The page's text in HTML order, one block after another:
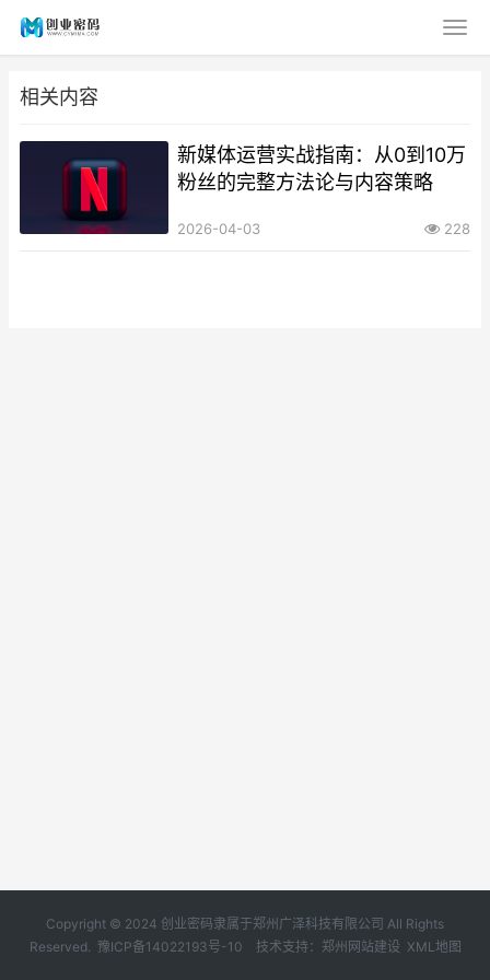
相关内容
新媒体运营实战指南：从0到10万
粉丝的完整方法论与内容策略
2026-04-03 228
Copyright © 2024 创业密码隶属于郑州广泽科技有限公司 All Rights
Reserved. 豫ICP备14022193号-10 技术支持： 郑州网站建设 XML地图